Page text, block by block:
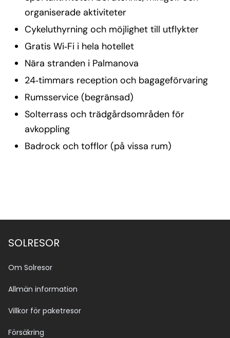
organiserade aktiviteter
Cykeluthyrning och möjlighet till utflykter
Gratis Wi‑Fi i hela hotellet
Nära stranden i Palmanova
24‑timmars reception och bagageförvaring
Rumsservice (begränsad)
Solterrass och trädgårdsområden för
avkoppling
Badrock och tofflor (på vissa rum)
SOLRESOR
Om Solresor
Allmän information
Villkor för paketresor
Försäkring